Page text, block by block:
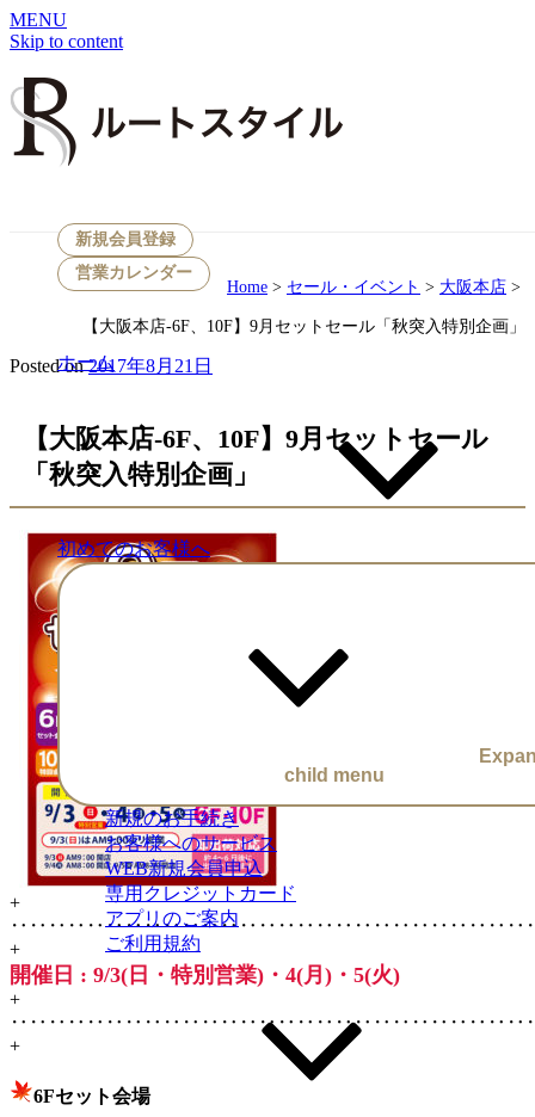
MENU
Skip to content
新規会員登録
営業カレンダー
ホーム
初めてのお客様へ
child menu
新規のお手続き
お客様へのサービス
WEB新規会員申込
専用クレジットカード
アプリのご案内
ご利用規約
Home > セール・イベント > 大阪本店 >
【大阪本店-6F、10F】9月セットセール「秋突入特別企画」
Posted on 2017年8月21日
【大阪本店-6F、10F】9月セットセール
「秋突入特別企画」
+
+
開催日 : 9/3(日・特別営業)・4(月)・5(火)
+
+
6Fセット会場